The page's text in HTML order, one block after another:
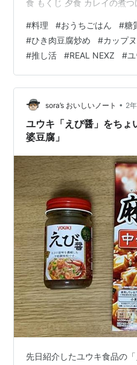
食 もくじ 夕食 カレイの煮
つけ 〇カラスカレイ・昆布
醤油・ラカント・片栗粉・
０分ほど置く。火にかけ沸
２枚、酒、だしの素、醤油
る。冷凍のカラスカレイを
して１０分ほど煮る。…
#料理 #おうちごはん #糖
#ひき肉豆腐炒め #カップ
#推し活 #REAL NEXZ #
sora’s おいしいノート • 2
ユウキ「えび醤」をちょ
婆豆腐」
先日紹介したユウキ食品の